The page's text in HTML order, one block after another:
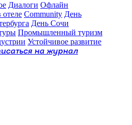
Диалоги Офлайн
отеле Community День
День Сочи
Промышленный туризм
Устойчивое развитие
на журнал